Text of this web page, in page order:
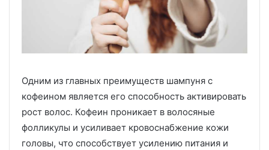
Одним из главных преимуществ шампуня с
кофеином является его способность активировать
рост волос. Кофеин проникает в волосяные
фолликулы и усиливает кровоснабжение кожи
головы, что способствует усилению питания и